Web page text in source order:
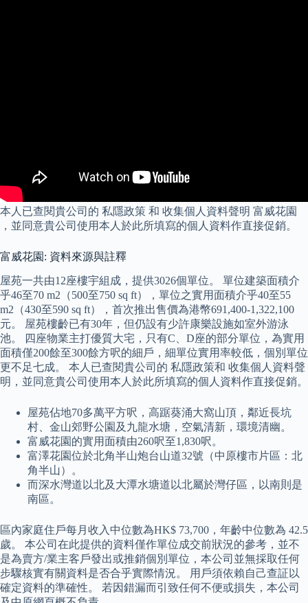
本人已查閱貴公司的 私隱政策 和 收集個人資料聲明 富威花園
，並同意貴公司使用本人於此所填寫的個人資料作直接促銷。
富威花園: 資料來源與註釋
屋苑一共由12座樓宇組成，提供3026個單位。 單位建築面積介
乎46至70 m2（500至750 sq ft），單位之實用面積介乎40至55
m2（430至590 sq ft），首次推出售價為港幣691,400-1,322,100
元。 屋苑樓齡已有30年，但仍設有少許康樂設施如室外游泳
池。 四座物業主打優質大宅，只有C、D座的部分單位，為實用
面積僅200餘至300餘方呎的細戶，細單位實用率較低，個別單位
更不足七成。 本人已查閱貴公司的 私隱政策和 收集個人資料聲
明，並同意貴公司使用本人於此所填寫的個人資料作直接促銷。
屋苑佔地70多萬平方呎，高踞葵涌大窩山頂，鄰近長坑
村、金山郊野公園及九龍水塘，空氣清新，環境清幽。
富威花園的實用面積由260呎至1,830呎。
富澤花園位於北角半山炮台山道32號（中原樓市片區：北
角半山）。
而深水灣道以北及大潭水塘道以北屬於灣仔區，以南則是
南區。
區內家庭住戶每月收入中位數為HK$ 73,700，年齡中位數為 42.5
歲。 本公司在此提供的資料僅作單位成交前狀況的參考，並不
是為賣方/業主客戶發出或推銷個別單位，本公司並無採取任何
步驟核實有關資料是否合乎實際情況。 用戶須依賴自己查証以
確定資料的準確性。 若因錯漏而引致任何不便或損失，本公司